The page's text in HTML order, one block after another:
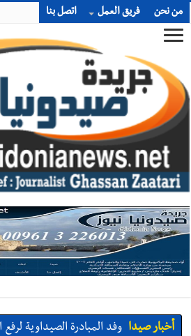
من نحن فريق العمل اتصل بنا
أخبار صيدا وفد المبادرة الصيداوية لرفع